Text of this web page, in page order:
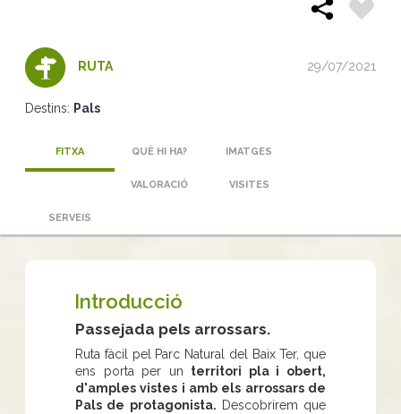
RUTA 29/07/2021
Destins: Pals
FITXA QUÈ HI HA? IMATGES
VALORACIÓ VISITES
SERVEIS
Introducció
Passejada pels arrossars.
Ruta fàcil pel Parc Natural del Baix Ter, que
ens porta per un territori pla i obert,
d'amples vistes i amb els arrossars de
Pals de protagonista. Descobrirem que